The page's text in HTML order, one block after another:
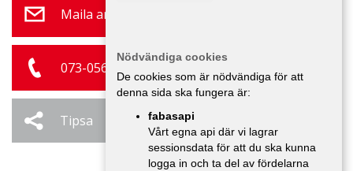
Maila annonsör
073-056 30 43
Tipsa
Nödvändiga cookies
De cookies som är nödvändiga för att
denna sida ska fungera är:
fabasapi
Vårt egna api där vi lagrar
sessionsdata för att du ska kunna
logga in och ta del av fördelarna